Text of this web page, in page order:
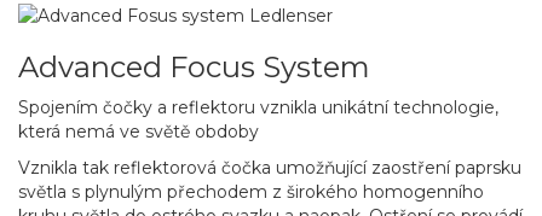
Advanced Focus System
Spojením čočky a reflektoru vznikla unikátní technologie,
která nemá ve světě obdoby
Vznikla tak reflektorová čočka umožňující zaostření paprsku
světla s plynulým přechodem z širokého homogenního